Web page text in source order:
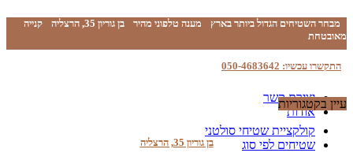
מבחר השטיחים הגדול ביותר בארץ מענה טלפוני מהיר בן גוריון 35, הרצליה
קנייה
מאובטחת
התקשרו עכשיו: 050-4683642
יצירת קשר
אודות
בן גוריון 35, הרצליה
עיין בקטגוריות
קולקציית שטיחי סולטני
שטיחים לפי סוג